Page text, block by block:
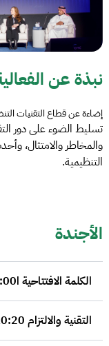
نبذة عن
إضاءة عن قطاع التقنيات
تسليط الضوء على دور
والمخاطر والامتثال،
التنظيمية.
الأجندة
الكلمة الافتتاحية ا10:00 - 10:20 صباحا
التقنية والالتزام 10:20 - 11:00 صباحا